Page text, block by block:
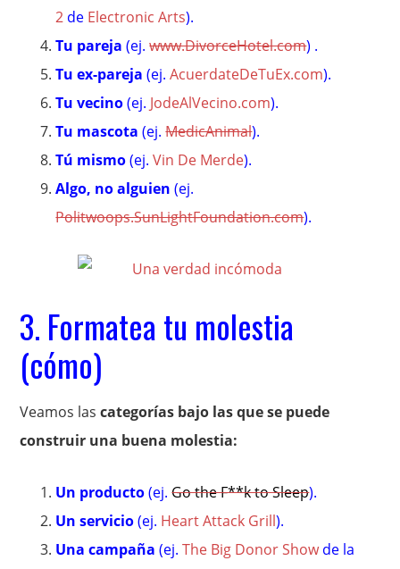
2 de Electronic Arts).
Tu pareja (ej.www.DivorceHotel.com) .
Tu ex-pareja (ej.AcuerdateDeTuEx.com).
Tu vecino(ej. JodeAlVecino.com).
Tu mascota (ej.MedicAnimal).
Tú mismo(ej.Vin De Merde).
Algo, no alguien (ej.
Politwoops.SunLightFoundation.com).
3. Formatea tu molestia
(cómo)
Veamos lascategorías bajo las que se puede
construir una buena molestia:
Un producto(ej.Go the F**k to Sleep).
Un servicio(ej. Heart Attack Grill).
Una campaña (ej.The Big Donor Showde la